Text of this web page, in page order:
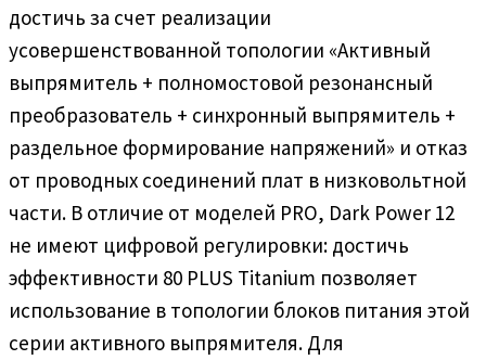
достичь за счет реализации
усовершенствованной топологии «Активный
выпрямитель + полномостовой резонансный
преобразователь + синхронный выпрямитель +
раздельное формирование напряжений» и отказ
от проводных соединений плат в низковольтной
части. В отличие от моделей PRO, Dark Power 12
не имеют цифровой регулировки: достичь
эффективности 80 PLUS Titanium позволяет
использование в топологии блоков питания этой
серии активного выпрямителя. Для